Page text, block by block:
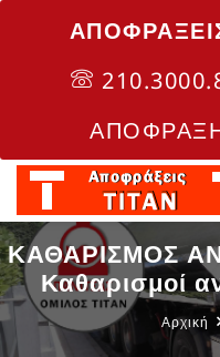
ΚΑΘΑΡΙΣΜΟΣ
Καθαρισμοί
Αρχική